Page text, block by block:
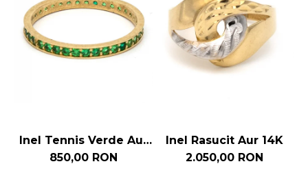
Inel Tennis Verde Aur
14k
850,00 RON
Inel Rasucit Aur 14K
2.050,00 RON